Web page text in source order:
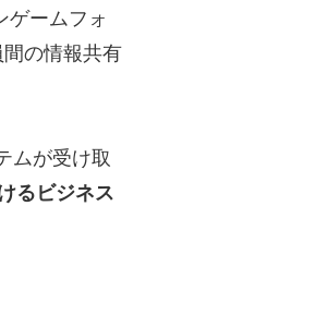
ゲームフォ
の情報共有
ムが受け取
るビジネス